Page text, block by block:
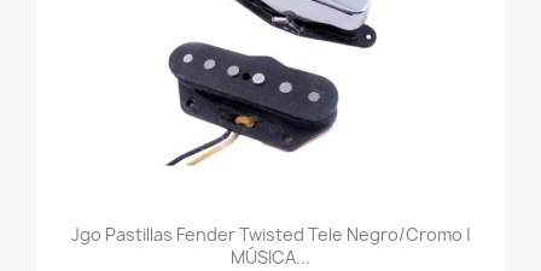
Jgo Pastillas Fender Twisted Tele Negro/cromo |
MÚSICA...